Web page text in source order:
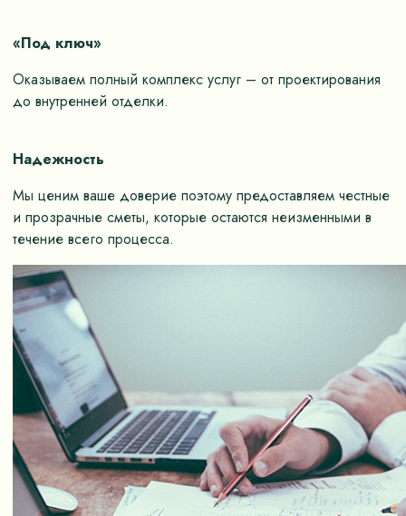
«Под ключ»
Оказываем полный комплекс услуг – от проектирования
до внутренней отделки.
Надежность
Мы ценим ваше доверие поэтому предоставляем честные
и прозрачные сметы, которые остаются неизменными в
течение всего процесса.